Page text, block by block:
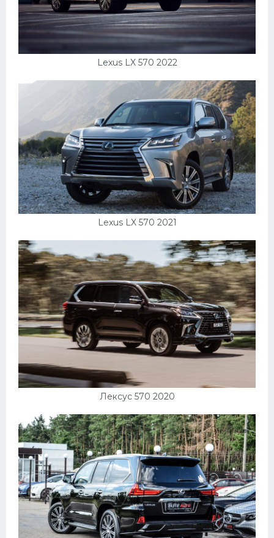
Lexus LX 570 2022
Lexus LX 570 2021
Лексус 570 2020